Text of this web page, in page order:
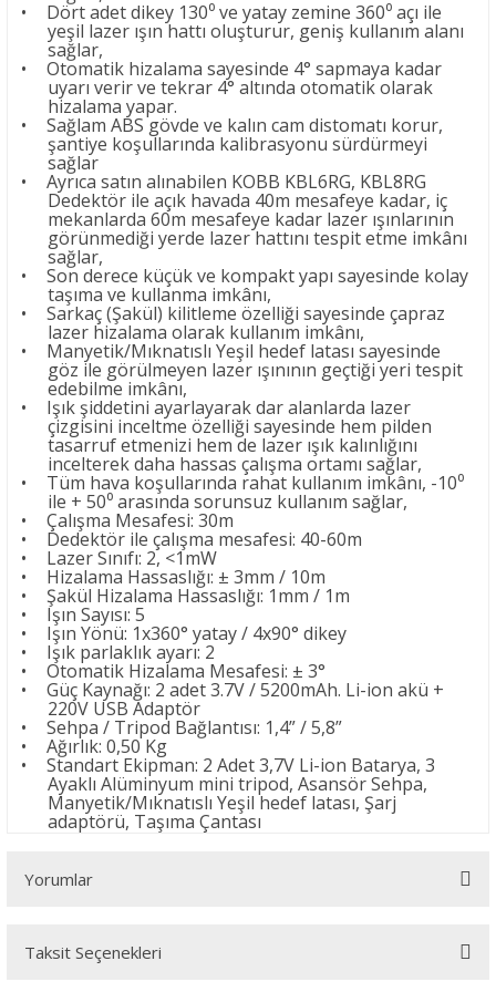
• Dört adet dikey 130⁰ ve yatay zemine 360⁰ açı ile
yeşil lazer ışın hattı oluşturur, geniş kullanım alanı
sağlar,
• Otomatik hizalama sayesinde 4° sapmaya kadar
uyarı verir ve tekrar 4° altında otomatik olarak
hizalama yapar.
• Sağlam ABS gövde ve kalın cam distomatı korur,
şantiye koşullarında kalibrasyonu sürdürmeyi
sağlar
• Ayrıca satın alınabilen KOBB KBL6RG, KBL8RG
Dedektör ile açık havada 40m mesafeye kadar, iç
mekanlarda 60m mesafeye kadar lazer ışınlarının
görünmediği yerde lazer hattını tespit etme imkânı
sağlar,
• Son derece küçük ve kompakt yapı sayesinde kolay
taşıma ve kullanma imkânı,
• Sarkaç (Şakül) kilitleme özelliği sayesinde çapraz
lazer hizalama olarak kullanım imkânı,
• Manyetik/Mıknatıslı Yeşil hedef latası sayesinde
göz ile görülmeyen lazer ışınının geçtiği yeri tespit
edebilme imkânı,
• Işık şiddetini ayarlayarak dar alanlarda lazer
çizgisini inceltme özelliği sayesinde hem pilden
tasarruf etmenizi hem de lazer ışık kalınlığını
incelterek daha hassas çalışma ortamı sağlar,
• Tüm hava koşullarında rahat kullanım imkânı, -10⁰
ile + 50⁰ arasında sorunsuz kullanım sağlar,
• Çalışma Mesafesi: 30m
• Dedektör ile çalışma mesafesi: 40-60m
• Lazer Sınıfı: 2, <1mW
• Hizalama Hassaslığı: ± 3mm / 10m
• Şakül Hizalama Hassaslığı: 1mm / 1m
• Işın Sayısı: 5
• Işın Yönü: 1x360° yatay / 4x90° dikey
• Işık parlaklık ayarı: 2
• Otomatik Hizalama Mesafesi: ± 3°
• Güç Kaynağı: 2 adet 3.7V / 5200mAh. Li-ion akü +
220V USB Adaptör
• Sehpa / Tripod Bağlantısı: 1,4” / 5,8”
• Ağırlık: 0,50 Kg
• Standart Ekipman: 2 Adet 3,7V Li-ion Batarya, 3
Ayaklı Alüminyum mini tripod, Asansör Sehpa,
Manyetik/Mıknatıslı Yeşil hedef latası, Şarj
adaptörü, Taşıma Çantası
Yorumlar
Taksit Seçenekleri